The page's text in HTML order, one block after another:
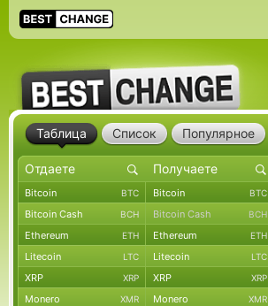
Таблица Список Популярное
Bitcoin BTC Bitcoin BTC
Bitcoin Cash BCH Bitcoin Cash BCH
Ethereum ETH Ethereum ETH
Litecoin LTC Litecoin LTC
XRP XRP XRP XRP
Monero XMR Monero XMR